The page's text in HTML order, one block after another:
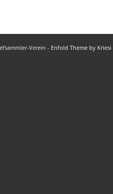
Verein - Enfold Theme by Kriesi